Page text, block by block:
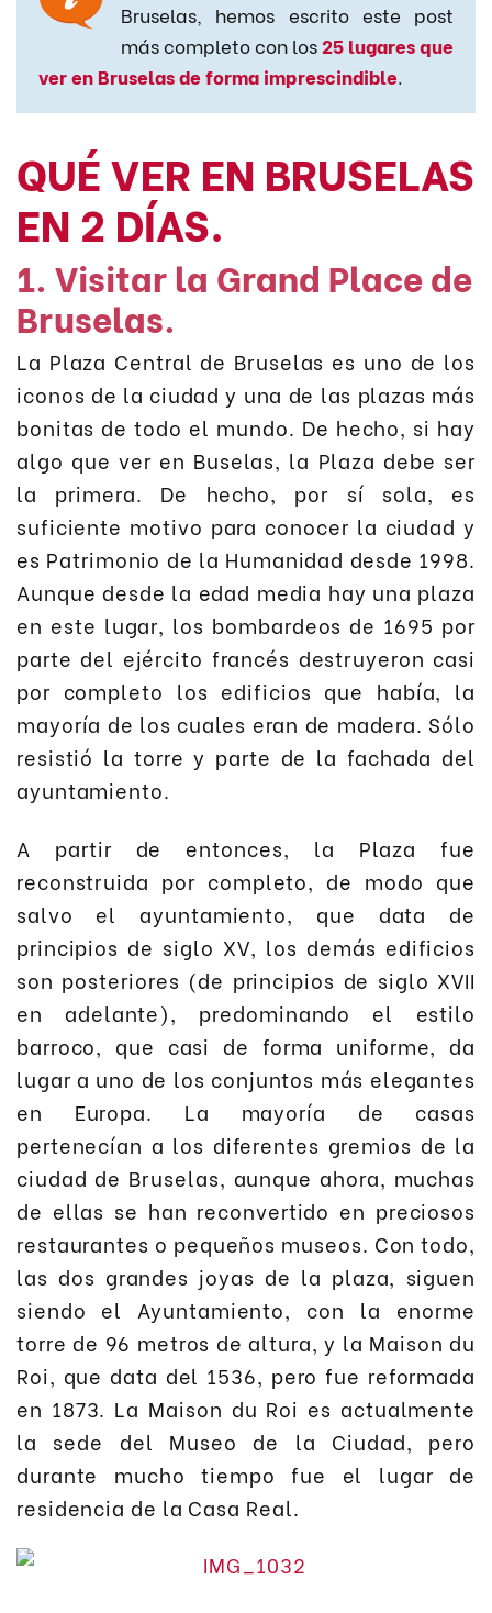
Bruselas, hemos escrito este post
más completo con los 25 lugares que
ver en Bruselas de forma imprescindible.
QUÉ VER EN BRUSELAS
EN 2 DÍAS.
1. Visitar la Grand Place de
Bruselas.
La Plaza Central de Bruselas es uno de los
iconos de la ciudad y una de las plazas más
bonitas de todo el mundo. De hecho, si hay
algo que ver en Buselas, la Plaza debe ser
la primera. De hecho, por sí sola, es
suficiente motivo para conocer la ciudad y
es Patrimonio de la Humanidad desde 1998.
Aunque desde la edad media hay una plaza
en este lugar, los bombardeos de 1695 por
parte del ejército francés destruyeron casi
por completo los edificios que había, la
mayoría de los cuales eran de madera. Sólo
resistió la torre y parte de la fachada del
ayuntamiento.
A partir de entonces, la Plaza fue
reconstruida por completo, de modo que
salvo el ayuntamiento, que data de
principios de siglo XV, los demás edificios
son posteriores (de principios de siglo XVII
en adelante), predominando el estilo
barroco, que casi de forma uniforme, da
lugar a uno de los conjuntos más elegantes
en Europa. La mayoría de casas
pertenecían a los diferentes gremios de la
ciudad de Bruselas, aunque ahora, muchas
de ellas se han reconvertido en preciosos
restaurantes o pequeños museos. Con todo,
las dos grandes joyas de la plaza, siguen
siendo el Ayuntamiento, con la enorme
torre de 96 metros de altura, y la Maison du
Roi, que data del 1536, pero fue reformada
en 1873. La Maison du Roi es actualmente
la sede del Museo de la Ciudad, pero
durante mucho tiempo fue el lugar de
residencia de la Casa Real.